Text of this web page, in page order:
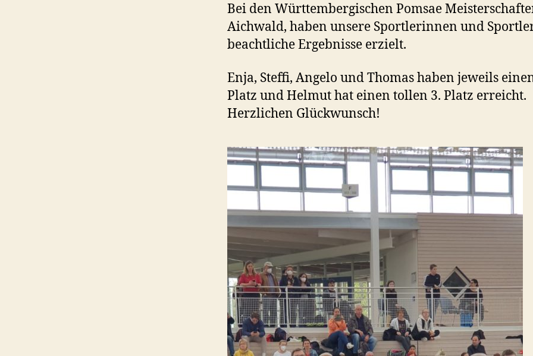
Bei den Württembergischen Pomsae
Aichwald, haben unsere Sportlerinnen und
beachtliche Ergebnisse erzielt.
Enja, Steffi, Angelo und Thomas haben jeweils
Platz und Helmut hat einen tollen 3. Platz erreicht.
Herzlichen Glückwunsch!